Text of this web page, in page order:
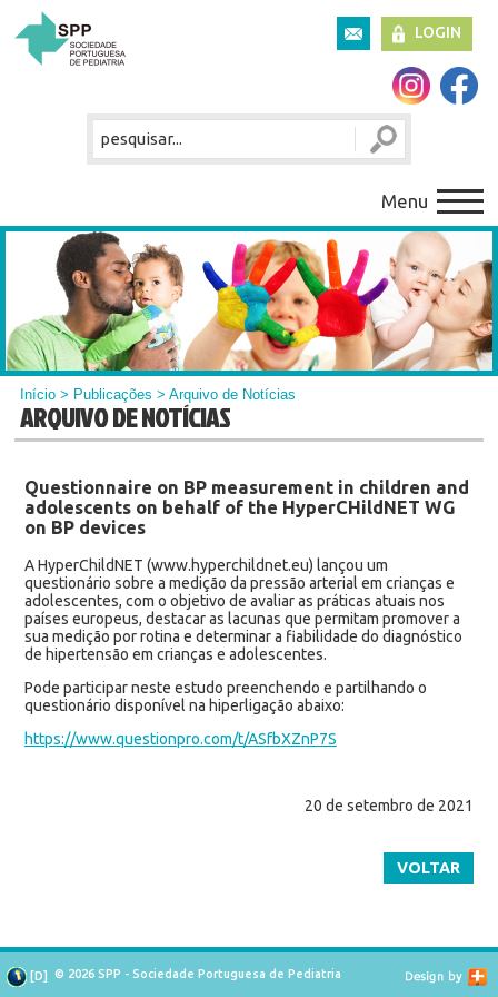
LOGIN
Menu
Início > Publicações > Arquivo de Notícias
ARQUIVO DE NOTÍCIAS
Questionnaire on BP measurement in children and
adolescents on behalf of the HyperCHildNET WG
on BP devices
A HyperChildNET (www.hyperchildnet.eu) lançou um
questionário sobre a medição da pressão arterial em crianças e
adolescentes, com o objetivo de avaliar as práticas atuais nos
países europeus, destacar as lacunas que permitam promover a
sua medição por rotina e determinar a fiabilidade do diagnóstico
de hipertensão em crianças e adolescentes.
Pode participar neste estudo preenchendo e partilhando o
questionário disponível na hiperligação abaixo:
https://www.questionpro.com/t/ASfbXZnP7S
20 de setembro de 2021
VOLTAR
[D] © 2026 SPP - Sociedade Portuguesa de Pediatria